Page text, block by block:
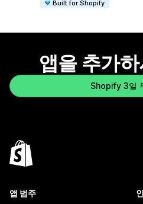
Built for Shopify
앱을 추가
Shopify 3일
앱 범주